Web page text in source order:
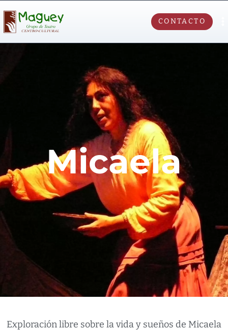
CONTACTO
Micaela
Exploración libre sobre la vida y sueños de Micaela